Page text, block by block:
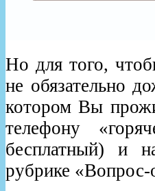
Но для того,
не обязательно
котором Вы
телефону
бесплатный) и
рубрике «Вопрос-